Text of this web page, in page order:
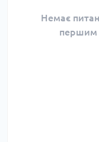
Немає
першим